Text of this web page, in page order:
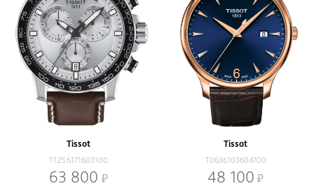
Tissot
T1256171603100
63 800
Tissot
T0636103604700
48 100